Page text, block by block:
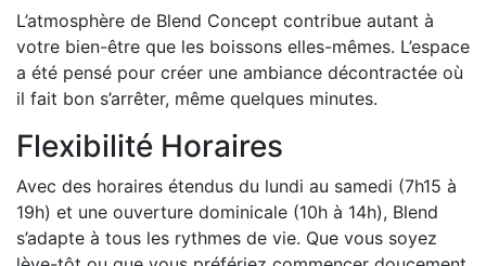
L’atmosphère de Blend Concept contribue autant à
votre bien-être que les boissons elles-mêmes. L’espace
a été pensé pour créer une ambiance décontractée où
il fait bon s’arrêter, même quelques minutes.
Flexibilité Horaires
Avec des horaires étendus du lundi au samedi (7h15 à
19h) et une ouverture dominicale (10h à 14h), Blend
s’adapte à tous les rythmes de vie. Que vous soyez